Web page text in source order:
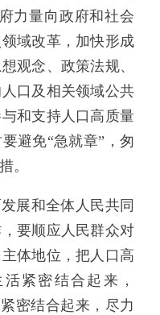
力量向政府和社会
域改革，加快形成
观念、政策法规、
口及相关领域公共
和支持人口高质量
避免“急就章”，匆
。
展和全体人民共同
要顺应人民群众对
体地位，把人口高
紧密结合起来，
密结合起来，尽力